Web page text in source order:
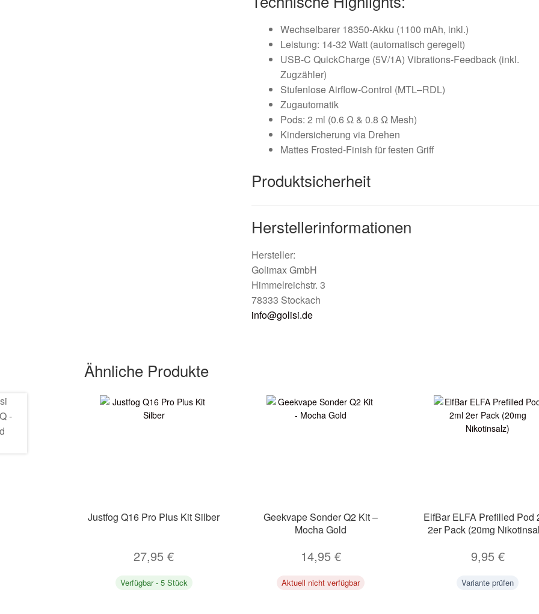
Wechselbarer 18350-Akku (1100 mAh, inkl.)
Leistung: 14-32 Watt (automatisch geregelt)
USB-C QuickCharge (5V/1A) Vibrations-Feedback (inkl.
Zugzähler)
Stufenlose Airflow-Control (MTL–RDL)
Zugautomatik
Pods: 2 ml (0.6 Ω & 0.8 Ω Mesh)
Kindersicherung via Drehen
Mattes Frosted-Finish für festen Griff
Produktsicherheit
Herstellerinformationen
Hersteller:
Golimax GmbH
Himmelreichstr. 3
78333 Stockach
info@golisi.de
Ähnliche Produkte
Justfog Q16 Pro Plus Kit Silber
27,95€
Verfügbar - 5 Stück
Geekvape Sonder Q2 Kit –
Mocha Gold
14,95 €
Aktuell nicht verfügbar
ElfBar ELFA Prefilled Pod
2er Pack (20mg
9,95 €
Variante prüfen